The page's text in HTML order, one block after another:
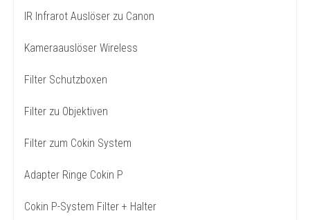
IR Infrarot Auslöser zu Canon
Kameraauslöser Wireless
Filter Schutzboxen
Filter zu Objektiven
Filter zum Cokin System
Adapter Ringe Cokin P
Cokin P-System Filter + Halter